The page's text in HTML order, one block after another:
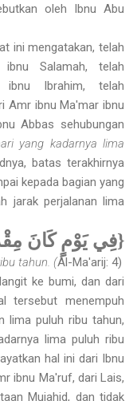
oleh Ibnu Abu
ini mengatakan, telah
Salamah, telah
ibnu Ibrahim, telah
Amr ibnu Ma'mar ibnu
Abbas sehubungan
yang kadarnya lima
batas terakhirnya
kepada bagian yang
jarak perjalanan lima
{فِي يَوْمٍ كَانَ
tahun. (Al-Ma'arij: 4)
ke bumi, dan dari
tersebut menempuh
lima puluh ribu tahun,
lima puluh ribu
hal ini dari Ibnu
ibnu Ma'ruf, dari Lais,
Mujahid, dan tidak